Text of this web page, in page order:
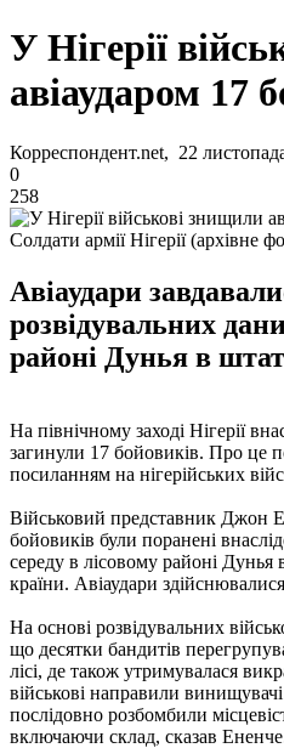
У Нігерії
авіаударом 17
Корреспондент.net, 22
0
258
Солдати армії Нігерії (архівне
Авіаудари
розвідувальних
районі Дунья в
На північному заході Нігерії
загинули 17 бойовиків. Про це
посиланням на нігерійських
Військовий представник Джон
бойовиків були поранені
середу в лісовому районі Дунья
країни. Авіаудари
На основі розвідувальних
що десятки бандитів
лісі, де також утримувалася
військові направили
послідовно розбомбили
включаючи склад, сказав